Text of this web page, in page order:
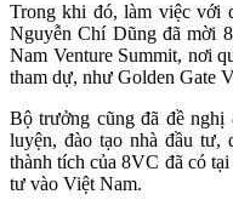
Trong khi đó, làm việc với
Nguyễn Chí Dũng đã mời
Nam Venture Summit, nơi
tham dự, như Golden Gate
Bộ trưởng cũng đã đề
luyện, đào tạo nhà đầu tư,
thành tích của 8VC đã có
tư vào Việt Nam.